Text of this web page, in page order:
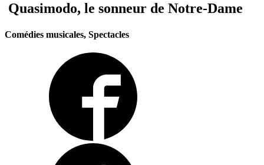
Quasimodo, le sonneur de Notre-Dame
Comédies musicales, Spectacles